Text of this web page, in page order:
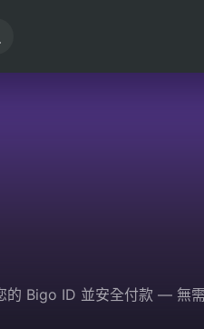
Bigo ID 並安全付款 — 無